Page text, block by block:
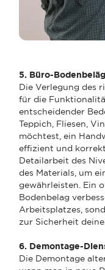
5. Büro-
Die Verlegung des
für die
entscheidender
Teppich, Fliesen,
möchtest, ein
effizient und
Detailarbeit des
des Materials, um
gewährleisten. Ein
Bodenbelag
Arbeitsplatzes,
zur Sicherheit
6. Demontage-
Die Demontage